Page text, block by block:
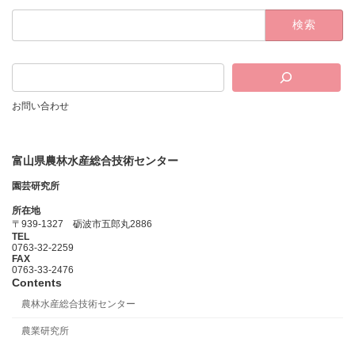
検
お問い合わせ
富山県農林水産総合技術センター
園芸研究所
所在地
〒939-1327 砺波市五郎丸2886
TEL
0763-32-2259
FAX
0763-33-2476
Contents
農林水産総合技術センター
農業研究所